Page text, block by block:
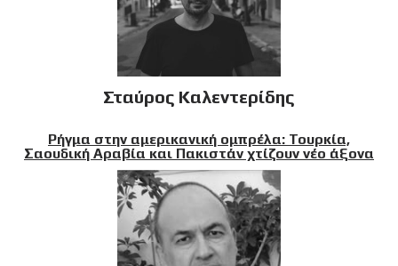
Σταύρος Καλεντερίδης
Ρήγμα στην αμερικανική ομπρέλα: Τουρκία,
Σαουδική Αραβία και Πακιστάν χτίζουν νέο άξονα